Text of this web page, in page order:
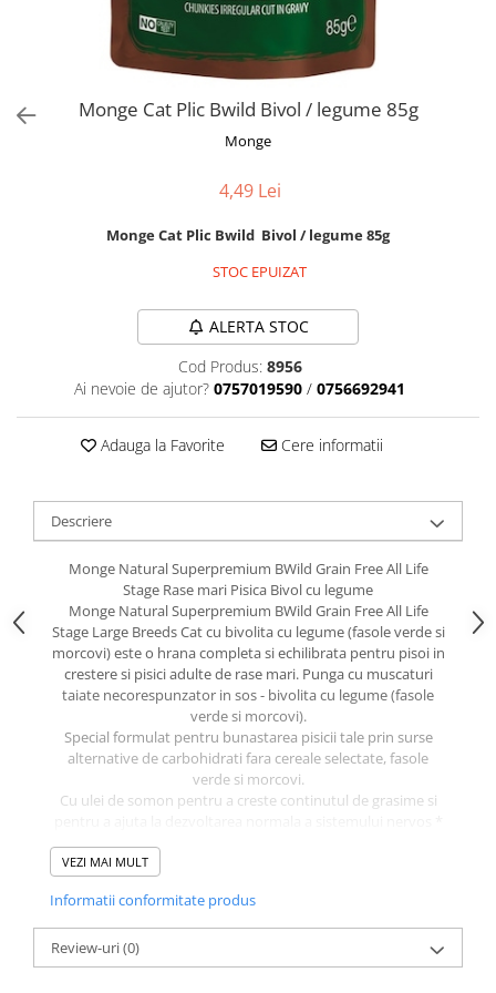
Hrana umeda
Batoane branza Yak
Custi si Genti de Transport
Inghetata
caprior
Lese, Zgarzi & Hamuri
Perii si Piepteni
Produse Igiena si Ingrijire
Saltele cu efect de racire
Suplimente
Monge Cat Plic Bwild Bivol / legume 85g
Monge
4,49 Lei
Monge Cat Plic Bwild Bivol / legume 85g
STOC EPUIZAT
ALERTA STOC
Cod Produs: 8956
Ai nevoie de ajutor? 0757019590 / 0756692941
Adauga la Favorite Cere informatii
Descriere
Monge Natural Superpremium BWild Grain Free All Life
Stage Rase mari Pisica Bivol cu legume
Monge Natural Superpremium BWild Grain Free All Life
Stage Large Breeds Cat cu bivolita cu legume (fasole verde si
morcovi) este o hrana completa si echilibrata pentru pisoi in
crestere si pisici adulte de rase mari. Punga cu muscaturi
taiate necorespunzator in sos - bivolita cu legume (fasole
verde si morcovi).
Special formulat pentru bunastarea pisicii tale prin surse
alternative de carbohidrati fara cereale selectate, fasole
verde si morcovi.
Cu ulei de somon pentru a creste continutul de grasime si
Reteta este, de asemenea, imbogatita cu xilo-oligozaharide
(XOS), urmatoarea generatie de prebiotice, pentru a
Contine yucca shidiger pentru a reduce mirosurile fecale.
* Comparativ cu produsul standard (Monge Natural
Superpremium Bwild Grain Free Formula Adult Cat Codfish).
Informatii nutritionale
VEZI MAI MULT
Informatii conformitate produs
Review-uri(0)